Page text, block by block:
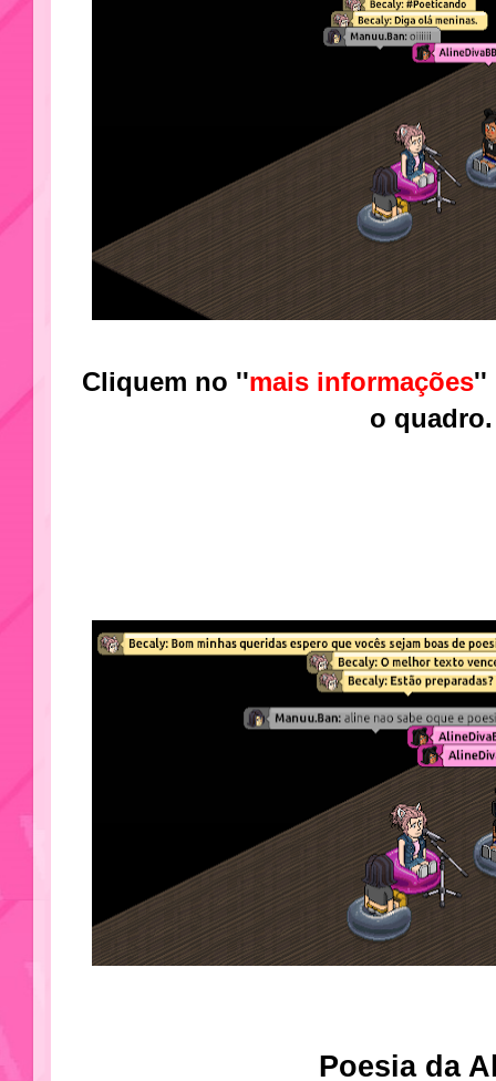
Cliquem no ''mais informações''
o quadro.
Poesia da